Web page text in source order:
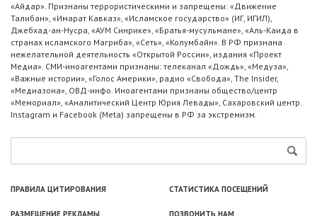
«Айдар». Признаны террористическими и запрещены: «Движение
Талибан», «Имарат Кавказ», «Исламское государство» (ИГ, ИГИЛ),
Джебхад-ан-Нусра, «АУМ Синрике», «Братья-мусульмане», «Аль-Каида в
странах исламского Магриба», «Сеть», «Колумбайн». В РФ признана
нежелательной деятельность «Открытой России», издания «Проект
Медиа». СМИ-иноагентами признаны: телеканал «Дождь», «Медуза»,
«Важные истории», «Голос Америки», радио «Свобода», The Insider,
«Медиазона», ОВД-инфо. Иноагентами признаны общество/центр
«Мемориал», «Аналитический Центр Юрия Левады», Сахаровский центр.
Instagram и Facebook (Metа) запрещены в РФ за экстремизм.
ПРАВИЛА ЦИТИРОВАНИЯ СТАТИСТИКА ПОСЕЩЕНИЙ
РАЗМЕЩЕНИЕ РЕКЛАМЫ ПОЗВОНИТЬ НАМ